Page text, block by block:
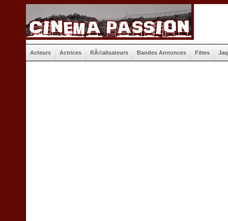
Acteurs Actrices RÃ©alisateurs Bandes Annonces Films